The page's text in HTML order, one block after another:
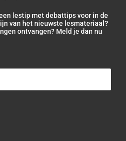
lestip met debattips voor in de
van het nieuwste lesmateriaal?
ontvangen? Meld je dan nu